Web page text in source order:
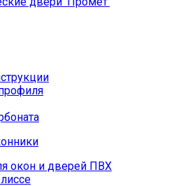
окон и дверей ПВХ